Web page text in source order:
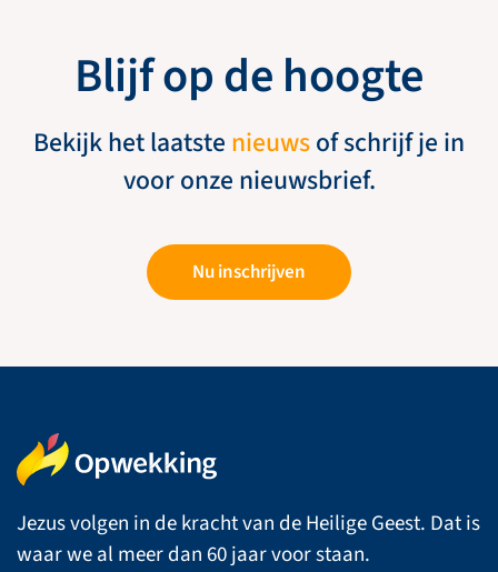
Blijf op de hoogte
Bekijk het laatste nieuwsof schrijf je in
voor onze nieuwsbrief.
Nu inschrijven
Jezus volgen in de kracht van de Heilige Geest. Dat is
waar we al meer dan 60 jaar voor staan.